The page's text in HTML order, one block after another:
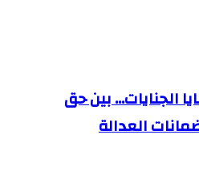
الجنايات… بين حق
العدالة